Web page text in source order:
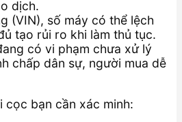
dịch.
(VIN), số máy có thể lệch
tạo rủi ro khi làm thủ tục.
có vi phạm chưa xử lý
chấp dân sự, người mua dễ
cọc bạn cần xác minh: